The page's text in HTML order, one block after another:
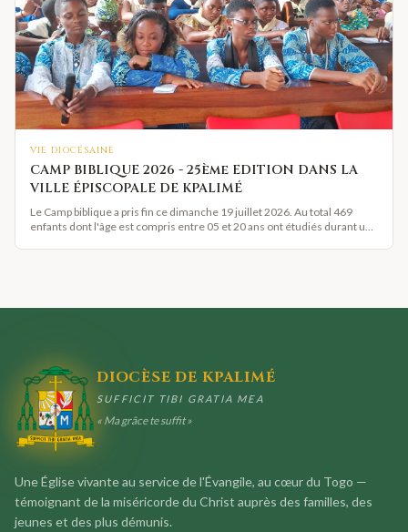
VIE DIOCÉSAINE
CAMP BIBLIQUE 2026 - 25ème EDITION DANS LA
VILLE ÉPISCOPALE DE KPALIMÉ
Le Camp biblique a pris fin ce dimanche 19 juillet 2026. Au total 469
enfants dont l'âge est compris entre 05 et 20 ans ont étudiés durant une
DIOCÈSE DE KPALIMÉ
SUFFICIT TIBI GRATIA MEA
« Ma grâce te suffit »
Une Église vivante au service de l'Évangile, au cœur du Togo —
témoignant de la miséricorde du Christ auprès des familles, des
jeunes et des plus démunis.